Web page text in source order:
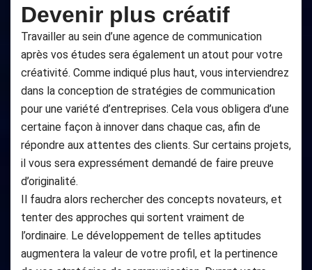
Devenir plus créatif
Travailler au sein d’une agence de communication
après vos études sera également un atout pour votre
créativité. Comme indiqué plus haut, vous interviendrez
dans la conception de stratégies de communication
pour une variété d’entreprises. Cela vous obligera d’une
certaine façon à innover dans chaque cas, afin de
répondre aux attentes des clients. Sur certains projets,
il vous sera expressément demandé de faire preuve
d’originalité.
Il faudra alors rechercher des concepts novateurs, et
tenter des approches qui sortent vraiment de
l’ordinaire. Le développement de telles aptitudes
augmentera la valeur de votre profil, et la pertinence